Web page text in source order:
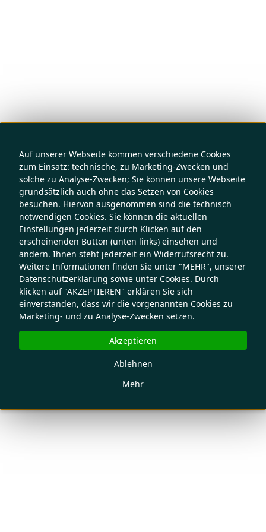
Auf unserer Webseite kommen verschiedene Cookies
zum Einsatz: technische, zu Marketing-Zwecken und
solche zu Analyse-Zwecken; Sie können unsere Webseite
grundsätzlich auch ohne das Setzen von Cookies
besuchen. Hiervon ausgenommen sind die technisch
notwendigen Cookies. Sie können die aktuellen
Einstellungen jederzeit durch Klicken auf den
erscheinenden Button (unten links) einsehen und
ändern. Ihnen steht jederzeit ein Widerrufsrecht zu.
Weitere Informationen finden Sie unter "MEHR", unserer
Datenschutzerklärung sowie unter Cookies. Durch
klicken auf "AKZEPTIEREN" erklären Sie sich
einverstanden, dass wir die vorgenannten Cookies zu
Marketing- und zu Analyse-Zwecken setzen.
Mehr
Ablehnen
Akzeptieren